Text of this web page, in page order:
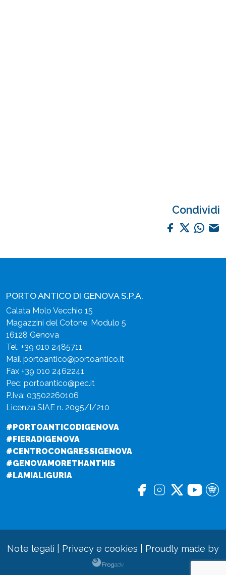
Condividi
PORTO ANTICO DI GENOVA S.P.A.
Calata Molo Vecchio 15
Magazzini del Cotone, Modulo 5
16128 Genova
Tel. +39 010 2485711
Mail portoantico@portoantico.it
Fax +39 010 2462241
Pec: portoantico@pec.it
P.Iva: 03502260106
Licenza SIAE n. 2095/I/210
#PORTOANTICODIGENOVA
#FIERADIGENOVA
#CENTROCONGRESSIGENOVA
#GENOVAMORETHANTHIS
#LAMIALIGURIA
Note legali Privacy e cookies Proudly made by